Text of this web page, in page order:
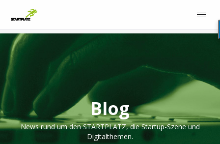
Blog
News rund um den STARTPLATZ, die Startup-Szene und
Digitalthemen.